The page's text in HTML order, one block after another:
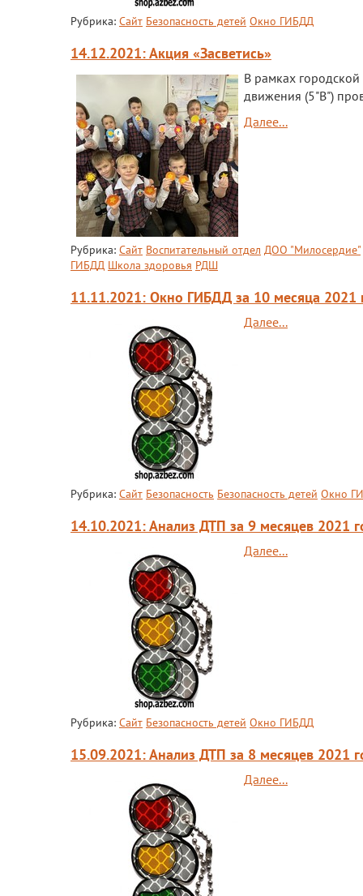
Рубрика: Сайт Безопасность детей Окно ГИБДД
14.12.2021: Акция «Засветись»
В рамках
движения (5"В")
Далее...
Рубрика: Сайт Воспитательный отдел ДОО "Милосердие"
ГИБДД Школа здоровья РДШ
11.11.2021: Окно ГИБДД за 10 месяца 2021
Далее...
Рубрика: Сайт Безопасность Безопасность детей Окно
14.10.2021: Анализ ДТП за 9 месяцев 2021
Далее...
Рубрика: Сайт Безопасность детей Окно ГИБДД
15.09.2021: Анализ ДТП за 8 месяцев 2021
Далее...